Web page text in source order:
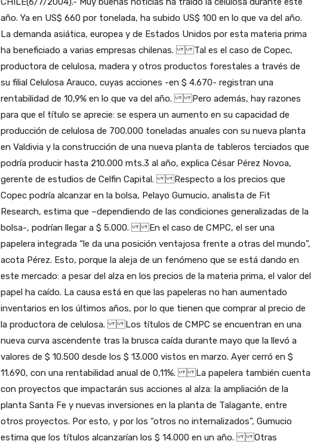
año. Ya en US$ 660 por tonelada, ha subido US$ 100 en lo que va del año.
La demanda asiática, europea y de Estados Unidos por esta materia prima
ha beneficiado a varias empresas chilenas. Tal es el caso de Copec,
productora de celulosa, madera y otros productos forestales a través de
su filial Celulosa Arauco, cuyas acciones -en $ 4.670- registran una
rentabilidad de 10,9% en lo que va del año. Pero además, hay razones
para que el título se aprecie: se espera un aumento en su capacidad de
producción de celulosa de 700.000 toneladas anuales con su nueva planta
en Valdivia y la construcción de una nueva planta de tableros terciados que
podría producir hasta 210.000 mts.3 al año, explica César Pérez Novoa,
gerente de estudios de Celfin Capital. Respecto a los precios que
Copec podría alcanzar en la bolsa, Pelayo Gumucio, analista de Fit
Research, estima que –dependiendo de las condiciones generalizadas de la
bolsa-, podrían llegar a $ 5.000. En el caso de CMPC, el ser una
papelera integrada “le da una posición ventajosa frente a otras del mundo”,
acota Pérez. Esto, porque la aleja de un fenómeno que se está dando en
este mercado: a pesar del alza en los precios de la materia prima, el valor del
papel ha caído. La causa está en que las papeleras no han aumentado
inventarios en los últimos años, por lo que tienen que comprar al precio de
la productora de celulosa. Los títulos de CMPC se encuentran en una
nueva curva ascendente tras la brusca caída durante mayo que la llevó a
valores de $ 10.500 desde los $ 13.000 vistos en marzo. Ayer cerró en $
11.690, con una rentabilidad anual de 0,11%. La papelera también cuenta
con proyectos que impactarán sus acciones al alza: la ampliación de la
planta Santa Fe y nuevas inversiones en la planta de Talagante, entre
otros proyectos. Por esto, y por los “otros no internalizados”, Gumucio
estima que los títulos alcanzarían los $ 14.000 en un año. Otras